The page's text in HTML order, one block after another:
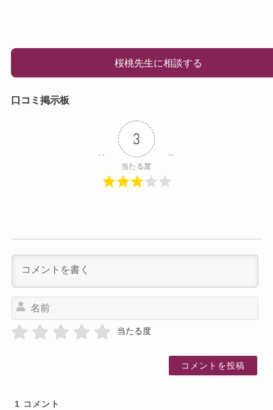
桜桃先生に相談する
口コミ掲示板
3
当たる度
当たる度
1 コメント